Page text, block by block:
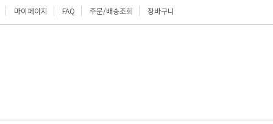
마이페이지 FAQ 주문/배송조회 장바구니